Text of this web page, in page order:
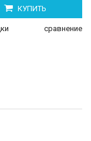
КУПИТЬ
сравнение